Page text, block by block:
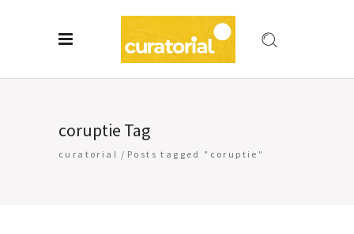
coruptie Tag
curatorial / Posts tagged "coruptie"